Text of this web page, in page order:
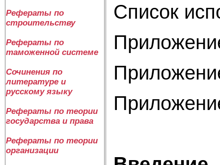
Рефераты по
строительству
Рефераты по
таможенной системе
Сочинения по
литературе и
русскому языку
Рефераты по теории
государства и права
Рефераты по теории
организации